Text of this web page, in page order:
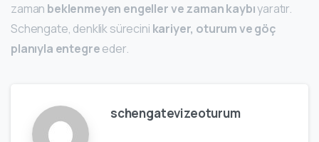
zaman beklenmeyen engeller ve zaman kaybıyaratır.
Schengate, denklik sürecini kariyer, oturum ve göç
planıyla entegreeder.
schengatevizeoturum